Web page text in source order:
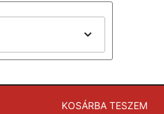
140Ft
KOSÁRBA TESZEM